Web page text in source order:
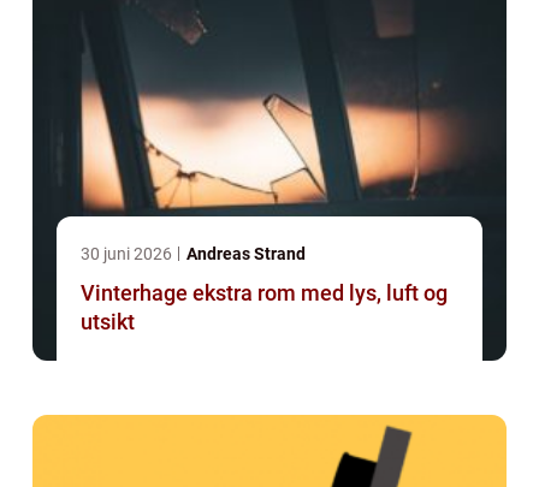
30 juni 2026 Andreas Strand
Vinterhage ekstra rom med lys, luft og
utsikt